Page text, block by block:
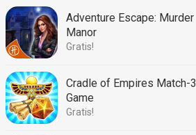
Adventure Escape: Murder
Manor
Gratis!
Cradle of Empires Match-3
Game
Gratis!